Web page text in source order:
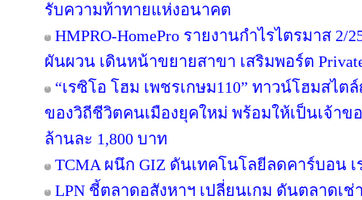
รับความท้าทายแห่งอนาคต
HMPRO-HomePro รายงานกำไรไตรมาส 2/
ผันผวน เดินหน้าขยายสาขา เสริมพอร์ต
“เรซิโอ โฮม เพชรเกษม110” ทาวน์โฮมสไ
ของวิถีชีวิตคนเมืองยุคใหม่ พร้อมให้เป็นเจ้าข
ล้านละ 1,800 บาท
TCMA ผนึก GIZ ดันเทคโนโลยีลดคาร์บอน เ
LPN ชี้ตลาดอสังหาฯ เปลี่ยนเกม ดันตลาดเ